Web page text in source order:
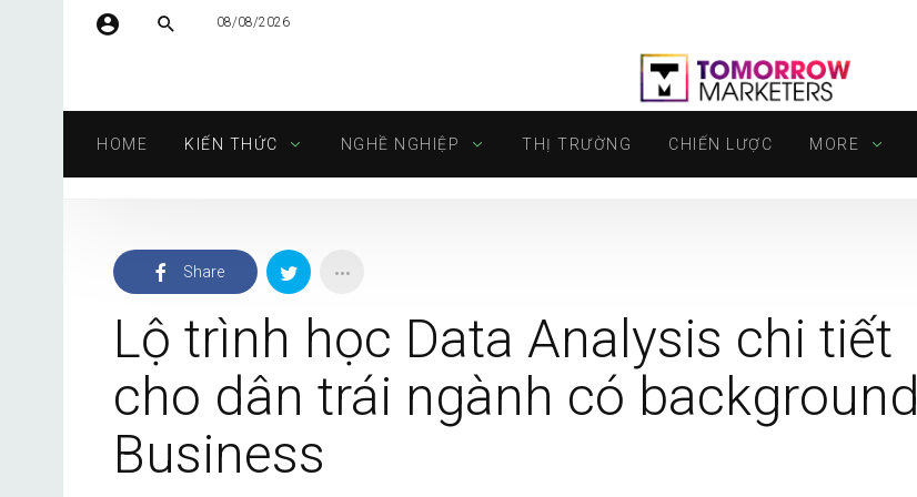
Mật khẩu
Tự động đăng nhập
08/08/2026
HOME KIẾN THỨC NGHỀ NGHIỆP THỊ TRƯỜNG CHIẾN LƯỢC MORE
Share
Lộ trình học Data Analysis chi tiết
cho dân trái ngành có background
Business